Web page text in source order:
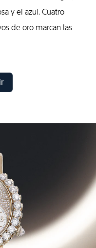
y el azul. Cuatro
de oro marcan las